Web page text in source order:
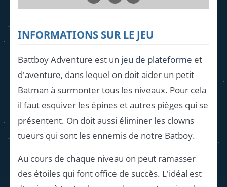
INFORMATIONS SUR LE JEU
Battboy Adventure est un jeu de plateforme et
d'aventure, dans lequel on doit aider un petit
Batman à surmonter tous les niveaux. Pour cela
il faut esquiver les épines et autres pièges qui se
présentent. On doit aussi éliminer les clowns
tueurs qui sont les ennemis de notre Batboy.
Au cours de chaque niveau on peut ramasser
des étoiles qui font office de succès. L'idéal est